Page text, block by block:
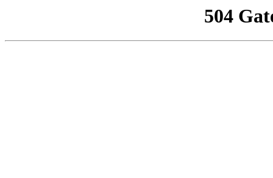
504